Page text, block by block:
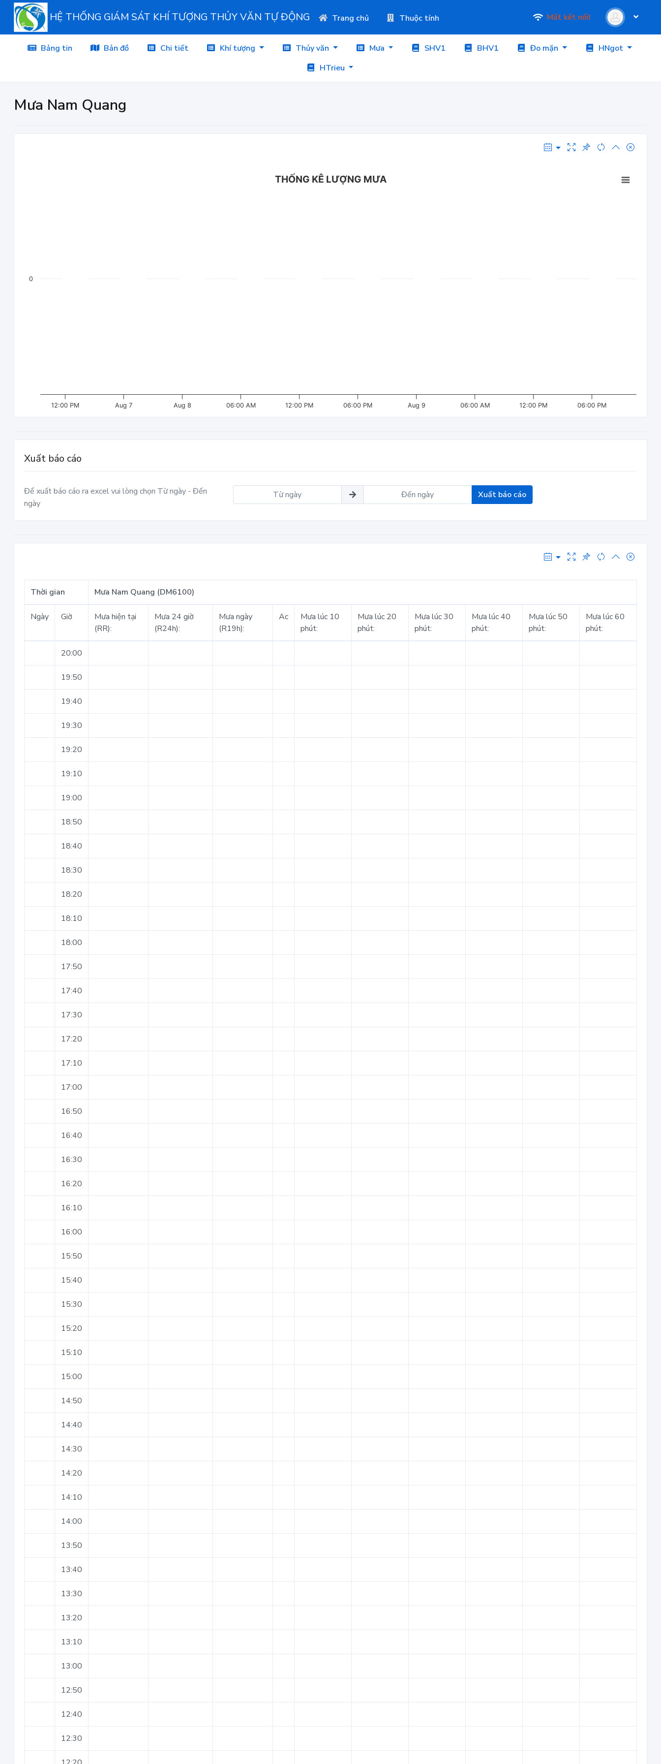
HỆ THỐNG GIÁM SÁT KHÍ TƯỢNG THỦY VĂN TỰ ĐỘNG Trang chủ Thuộc tính Mất kết nối!
Bảng tin Bản đồ Chi tiết Khí tượng Thủy văn Mưa SHV1 BHV1 Đo mặn
HNgot
HTrieu
Mưa Nam Quang
THỐNG KÊ LƯỢNG MƯA
12:00 PM Aug 7 Aug 8 06:00 AM 12:00 PM 06:00 PM Aug 9 06:00 AM 12:00 PM 06:00 PM
0
Xuất báo cáo
Để xuất báo cáo ra excel vui lòng chọn Từ ngày - Đến
ngày
Xuất báo cáo
Thời gian Mưa Nam Quang (DM6100)
Ngày Giờ
Mưa hiện tại
(RR):
Mưa 24 giờ
(R24h):
Mưa ngày
(R19h):
Ac
Mưa lúc 10
phút:
Mưa lúc 20
phút:
Mưa lúc 30
phút:
Mưa lúc 40
phút:
Mưa lúc 50
phút:
Mưa lúc 60
phút:
20:00
19:50
19:40
19:30
19:20
19:10
19:00
18:50
18:40
18:30
18:20
18:10
18:00
17:50
17:40
17:30
17:20
17:10
17:00
16:50
16:40
16:30
16:20
16:10
16:00
15:50
15:40
15:30
15:20
15:10
15:00
14:50
14:40
14:30
14:20
14:10
14:00
13:50
13:40
13:30
13:20
13:10
13:00
12:50
12:40
12:30